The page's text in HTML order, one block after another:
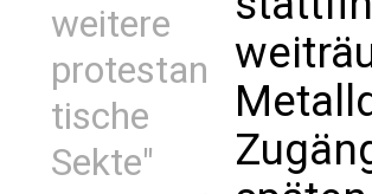
weitere
protestan
tische
Sekte"